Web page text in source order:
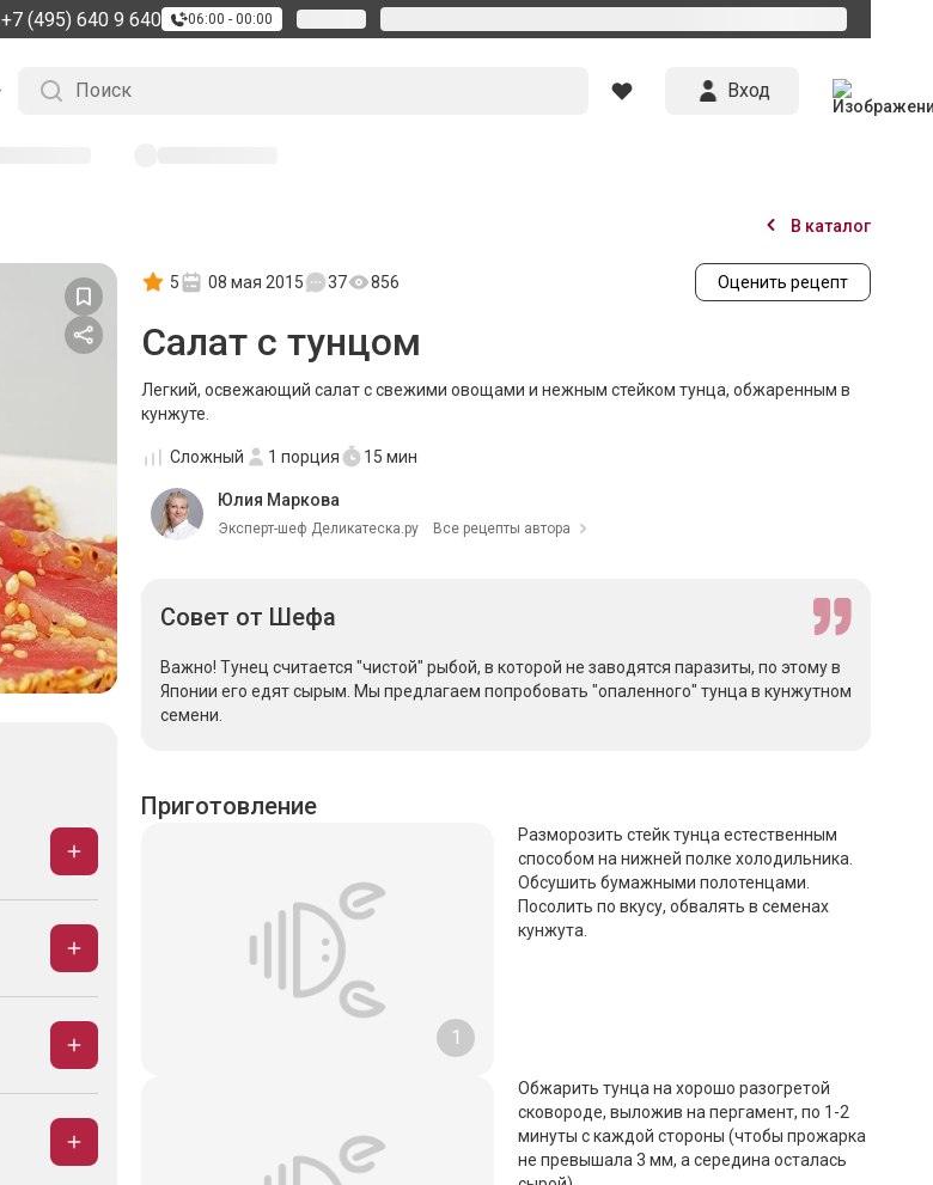
+7 (495) 640 9 640 06:00 - 00:00
Вход
В каталог
5 08 мая 2015 37 856 Оценить рецепт
Салат с тунцом
Легкий, освежающий салат с свежими овощами и нежным стейком тунца, обжаренным в
кунжуте.
Сложный 1 порция 15 мин
Юлия Маркова
Эксперт-шеф Деликатеска.ру Все рецепты автора
Совет от Шефа
Важно! Тунец считается "чистой" рыбой, в которой не заводятся паразиты, по этому в
Японии его едят сырым. Мы предлагаем попробовать "опаленного" тунца в кунжутном
семени.
Приготовление
1
Разморозить стейк тунца естественным
способом на нижней полке холодильника.
Обсушить бумажными полотенцами.
Посолить по вкусу, обвалять в семенах
кунжута.
Обжарить тунца на хорошо разогретой
сковороде, выложив на пергамент, по 1-2
минуты с каждой стороны (чтобы прожарка
не превышала 3 мм, а середина осталась